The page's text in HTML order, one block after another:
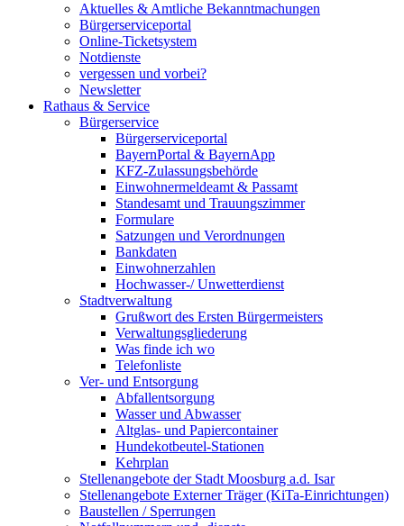
Aktuelles & Amtliche Bekanntmachungen
Bürgerserviceportal
Online-Ticketsystem
Notdienste
vergessen und vorbei?
Newsletter
Rathaus & Service
Bürgerservice
Bürgerserviceportal
BayernPortal & BayernApp
KFZ-Zulassungsbehörde
Einwohnermeldeamt & Passamt
Standesamt und Trauungszimmer
Formulare
Satzungen und Verordnungen
Bankdaten
Einwohnerzahlen
Hochwasser-/ Unwetterdienst
Stadtverwaltung
Grußwort des Ersten Bürgermeisters
Verwaltungsgliederung
Was finde ich wo
Telefonliste
Ver- und Entsorgung
Abfallentsorgung
Wasser und Abwasser
Altglas- und Papiercontainer
Hundekotbeutel-Stationen
Kehrplan
Stellenangebote der Stadt Moosburg a.d. Isar
Stellenangebote Externer Träger (KiTa-Einrichtungen)
Baustellen / Sperrungen